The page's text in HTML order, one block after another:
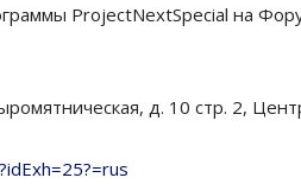
ProjectNextSpecial на
д. 10 стр. 2,